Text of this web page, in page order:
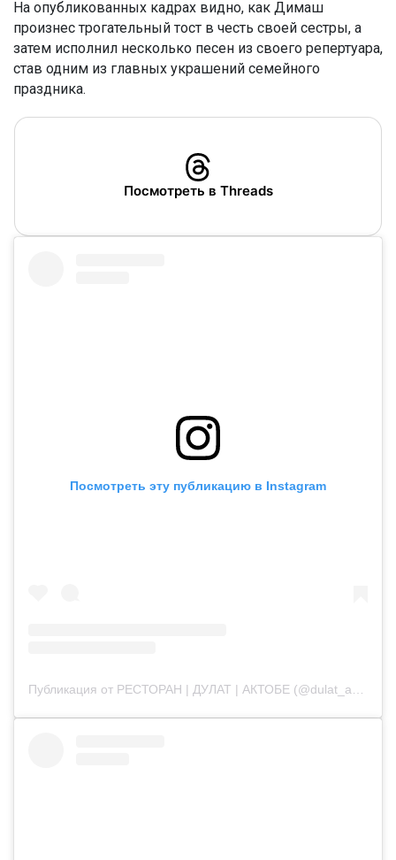
На опубликованных кадрах видно, как Димаш
произнес трогательный тост в честь своей сестры, а
затем исполнил несколько песен из своего репертуара,
став одним из главных украшений семейного
праздника.
Посмотреть в Threads
Посмотреть эту публикацию в Instagram